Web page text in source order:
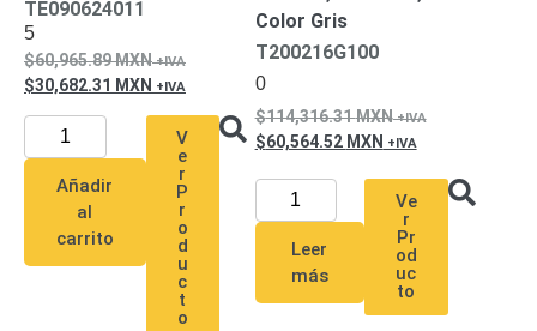
Analíticas
CloudHIKVISION
Videograbadoras
Móviles,
Body
Cams
Accesorios
Body
Cams
Cámaras
TE090624011
5
60,965.89MXN
30,682.31 MXN
Añadir
al
carrito
V
e
r
P
r
o
d
u
c
t
o
Color Gris
T200216G100
0
114,316.31MXN
60,564.52 MXN
Leer
más
Ve
r
Pr
od
uc
to